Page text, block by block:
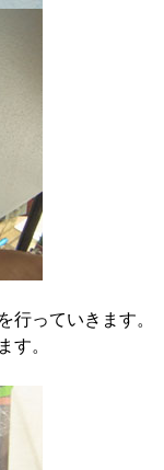
行っていきます。
す。